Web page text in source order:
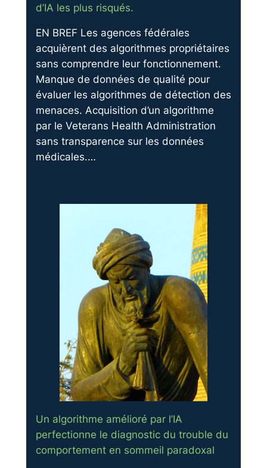
d’IA les plus risqués.
EN BREF Les agences fédérales
acquièrent des algorithmes propriétaires
sans comprendre leur fonctionnement.
Manque de données de qualité pour
évaluer les algorithmes de détection des
menaces. Acquisition d’un algorithme
par le Veterans Health Administration
sans transparence sur les données
médicales.…
Un algorithme amélioré par l’IA
perfectionne le diagnostic du trouble du
comportement en sommeil paradoxal